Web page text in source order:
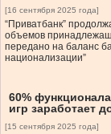
[16 сентября 2025 года]
“Приватбанк”
объемов
передано на баланс
национализации”
60%
игр заработает
[15 сентября 2025 года]